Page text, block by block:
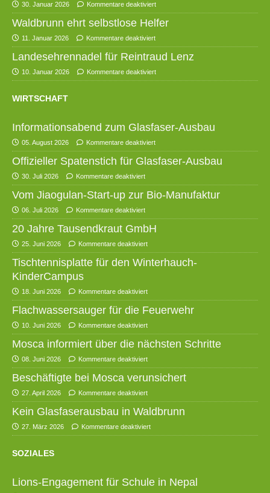
30. Januar 2026 Kommentare deaktiviert
Waldbrunn ehrt selbstlose Helfer
11. Januar 2026 Kommentare deaktiviert
Landesehrennadel für Reintraud Lenz
10. Januar 2026 Kommentare deaktiviert
WIRTSCHAFT
Informationsabend zum Glasfaser-Ausbau
05. August 2026 Kommentare deaktiviert
Offizieller Spatenstich für Glasfaser-Ausbau
30. Juli 2026 Kommentare deaktiviert
Vom Jiaogulan-Start-up zur Bio-Manufaktur
06. Juli 2026 Kommentare deaktiviert
20 Jahre Tausendkraut GmbH
25. Juni 2026 Kommentare deaktiviert
Tischtennisplatte für den Winterhauch-
KinderCampus
18. Juni 2026 Kommentare deaktiviert
Flachwassersauger für die Feuerwehr
10. Juni 2026 Kommentare deaktiviert
Mosca informiert über die nächsten Schritte
08. Juni 2026 Kommentare deaktiviert
Beschäftigte bei Mosca verunsichert
27. April 2026 Kommentare deaktiviert
Kein Glasfaserausbau in Waldbrunn
27. März 2026 Kommentare deaktiviert
SOZIALES
Lions-Engagement für Schule in Nepal